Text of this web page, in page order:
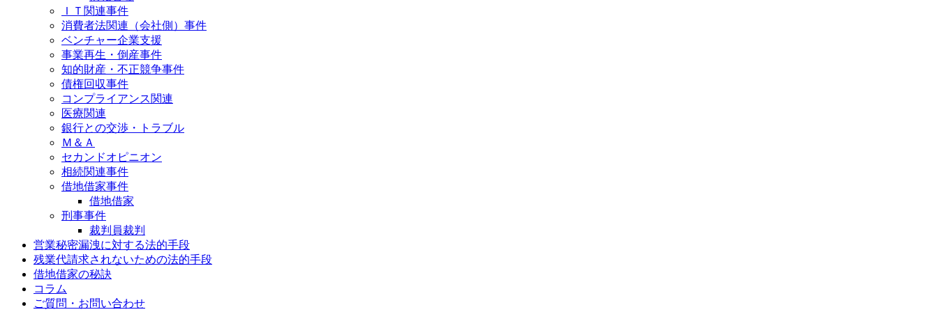
ＩＴ関連事件
消費者法関連（会社側）事件
ベンチャー企業支援
事業再生・倒産事件
知的財産・不正競争事件
債権回収事件
コンプライアンス関連
医療関連
銀行との交渉・トラブル
Ｍ＆Ａ
セカンドオピニオン
相続関連事件
借地借家事件
借地借家
刑事事件
裁判員裁判
営業秘密漏洩に対する法的手段
残業代請求されないための法的手段
借地借家の秘訣
コラム
ご質問・お問い合わせ